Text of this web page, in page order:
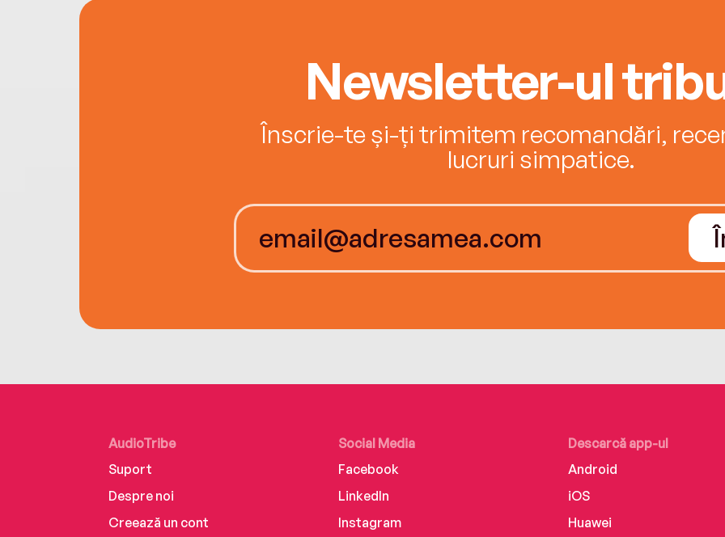
Newsletter-ul
Înscrie-te și-ți trimitem recomandări,
lucruri simpatice.
AudioTribe
Suport
Despre noi
Creează un cont
Social Media
Facebook
LinkedIn
Instagram
Descarcă app-ul
Android
iOS
Huawei